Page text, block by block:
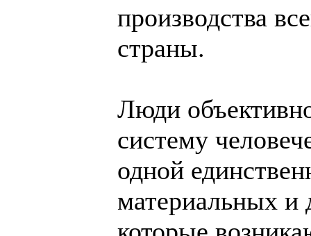
производства
страны.
Люди
систему
одной
материальных и